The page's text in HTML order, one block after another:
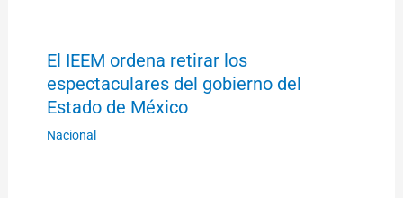
El IEEM ordena retirar los
espectaculares del gobierno del
Estado de México
Nacional